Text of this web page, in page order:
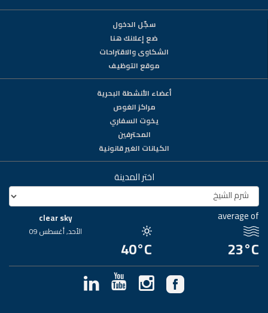
سجّل الدخول
ضع إعلانك هنا
الشكاوى والاقتراحات
موقع التوظيف
أعضاء الأنشطة البحرية
مراكز الغوص
يخوت السفاري
المحترفين
الكيانات الغير قانونية
اختر المدينة
average of
23°C
40°C
clear sky
الأحد, أغسطس 09